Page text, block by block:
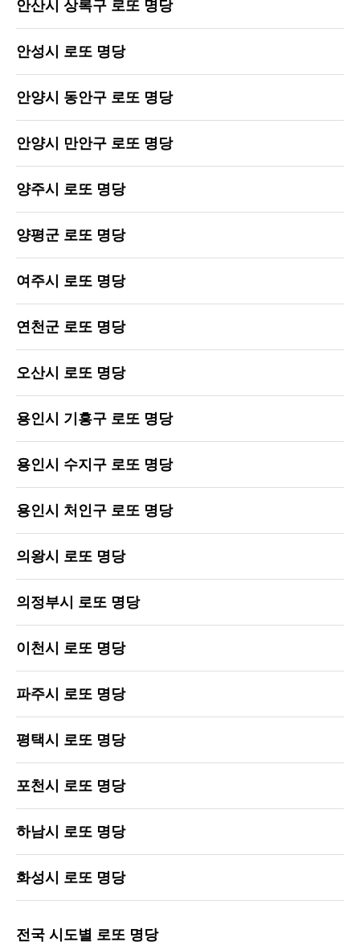
안산시 상록구 로또 명당
안성시 로또 명당
안양시 동안구 로또 명당
안양시 만안구 로또 명당
양주시 로또 명당
양평군 로또 명당
여주시 로또 명당
연천군 로또 명당
오산시 로또 명당
용인시 기흥구 로또 명당
용인시 수지구 로또 명당
용인시 처인구 로또 명당
의왕시 로또 명당
의정부시 로또 명당
이천시 로또 명당
파주시 로또 명당
평택시 로또 명당
포천시 로또 명당
하남시 로또 명당
화성시 로또 명당
전국 시도별 로또 명당